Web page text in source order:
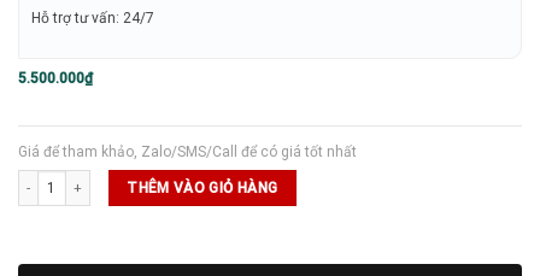
Hỗ trợ tư vấn: 24/7
5.500.000₫
Giá để tham khảo, Zalo/SMS/Call để có giá tốt nhất
Vợt Pickleball Six Zero Infinity DB Diamond Power 16mm - Xám số lượng
THÊM VÀO GIỎ HÀNG